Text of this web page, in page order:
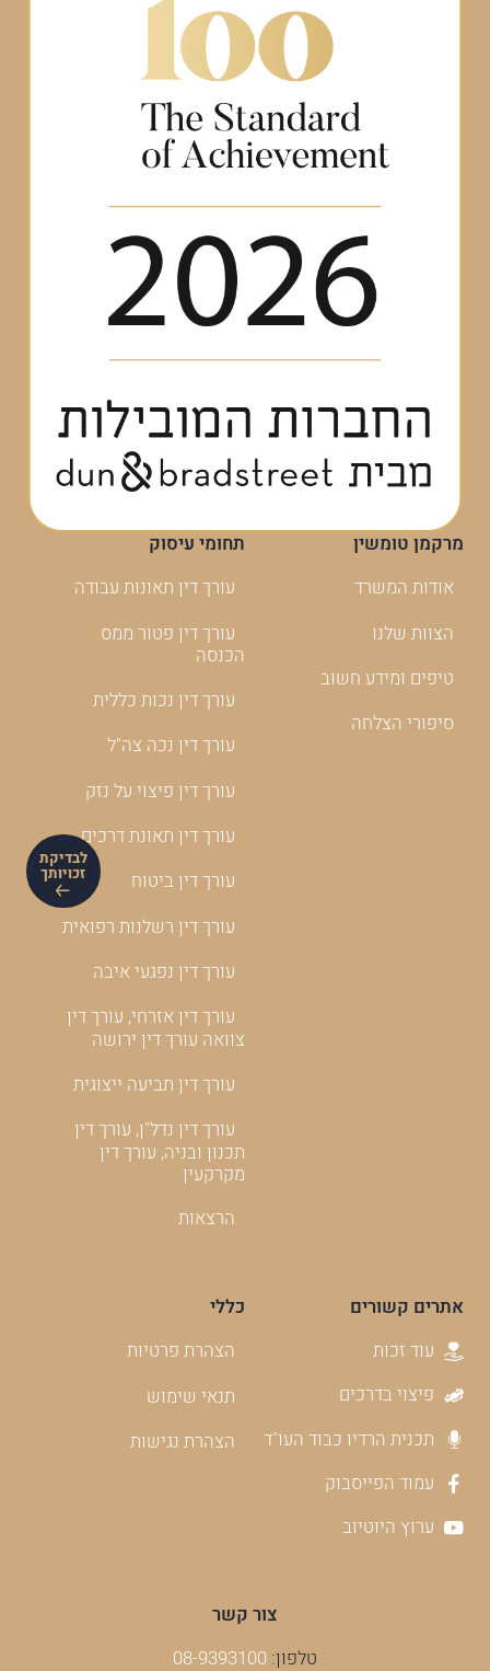
לבדיקת
זכויותך
מרקמן טומשין
אודות המשרד
הצוות שלנו
טיפים ומידע חשוב
סיפורי הצלחה
תחומי עיסוק
עורך דין תאונות עבודה
עורך דין פטור ממס
הכנסה
עורך דין נכות כללית
עורך דין נכה צה"ל
עורך דין פיצוי על נזק
עורך דין תאונת דרכים
עורך דין ביטוח
עורך דין רשלנות רפואית
עורך דין נפגעי איבה
עורך דין אזרחי, עורך דין
צוואה עורך דין ירושה
עורך דין תביעה ייצוגית
עורך דין נדל"ן, עורך דין
תכנון ובניה, עורך דין
מקרקעין
הרצאות
אתרים קשורים
עוד זכות
פיצוי בדרכים
תכנית הרדיו כבוד העו"ד
עמוד הפייסבוק
ערוץ היוטיוב
כללי
הצהרת פרטיות
תנאי שימוש
הצהרת נגישות
צור קשר
טלפון: 08-9393100